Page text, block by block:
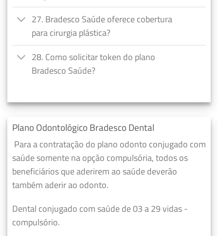
27. Bradesco Saúde oferece cobertura
para cirurgia plástica?
28. Como solicitar token do plano
Bradesco Saúde?
Plano Odontológico Bradesco Dental
Para a contratação do plano odonto conjugado com
saúde somente na opção compulsória, todos os
beneficiários que aderirem ao saúde deverão
também aderir ao odonto.
Dental conjugado com saúde de 03 a 29 vidas -
compulsório.